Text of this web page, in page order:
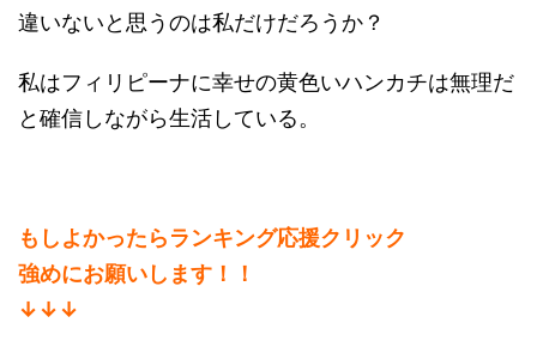
違いないと思うのは私だけだろうか？
私はフィリピーナに幸せの黄色いハンカチは無理だ
と確信しながら生活している。
もしよかったらランキング応援クリック
強めにお願いします！！
↓↓↓